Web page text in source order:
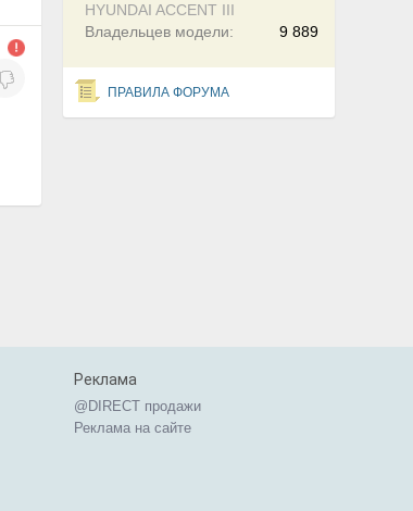
HYUNDAI ACCENT III
9 889
Владельцев модели:
ПРАВИЛА ФОРУМА
Реклама
@DIRECT продажи
Реклама на сайте